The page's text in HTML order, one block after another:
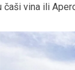
vina ili